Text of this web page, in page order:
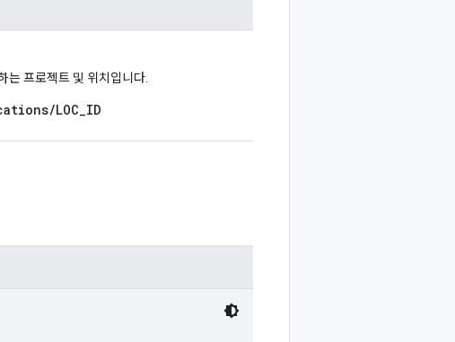
는 프로젝트 및 위치입니다.
LOC_ID